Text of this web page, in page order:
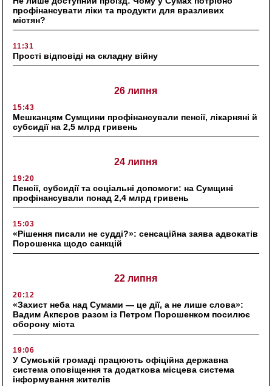
профінансувати ліки та продукти для вразливих
містян?
11:31
Прості відповіді на складну війну
26 липня
15:43
Мешканцям Сумщини профінансували пенсії, лікарняні й
субсидії на 2,5 млрд гривень
24 липня
19:20
Пенсії, субсидії та соціальні допомоги: на Сумщині
профінансували понад 2,4 млрд гривень
15:03
«Рішення писали не судді?»: сенсаційна заява адвокатів
Порошенка щодо санкцій
22 липня
20:12
«Захист неба над Сумами — це дії, а не лише слова»:
Вадим Акпєров разом із Петром Порошенком посилює
оборону міста
19:06
У Сумській громаді працюють офіційна державна
система оповіщення та додаткова місцева система
інформування жителів